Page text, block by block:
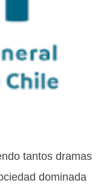
tantos dramas
dominada